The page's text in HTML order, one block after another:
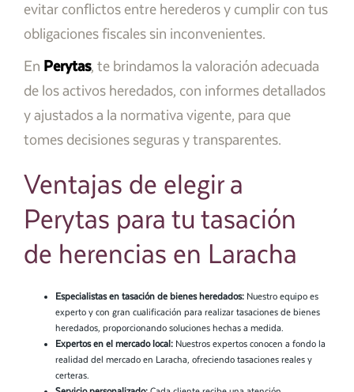
evitar conflictos entre herederos y cumplir con tus
obligaciones fiscales sin inconvenientes.
En Perytas, te brindamos la valoración adecuada
de los activos heredados, con informes detallados
y ajustados a la normativa vigente, para que
tomes decisiones seguras y transparentes.
Ventajas de elegir a
Perytas para tu tasación
de herencias en Laracha
Especialistas en tasación de bienes heredados: Nuestro equipo es
experto y con gran cualificación para realizar tasaciones de bienes
heredados, proporcionando soluciones hechas a medida.
Expertos en el mercado local: Nuestros expertos conocen a fondo la
realidad del mercado en Laracha, ofreciendo tasaciones reales y
certeras.